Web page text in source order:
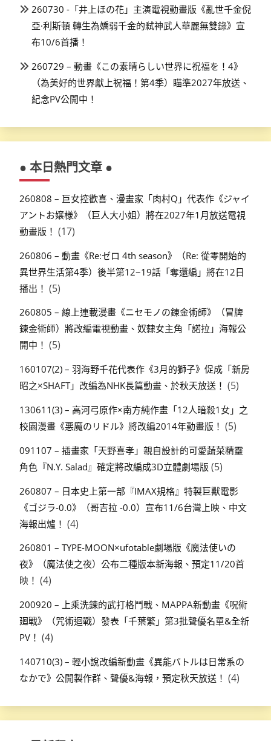
260730 -「井上ほの花」主演電視動畫版《亂世千金倪
亞·利斯頓 轉生為嬌弱千金的弒神武人華麗無雙錄》宣
布10/6首播！
260729 – 動畫《この素晴らしい世界に祝福を！4》
（為美好的世界獻上祝福！第4季）瞄準2027年放送、
紀念PV公開中！
● 本日熱門文章 ●
260808 – 巨女控歡喜、漫畫家「肉村Q」代表作《ジャイ
アントお嬢様》（巨人大小姐）將在2027年1月放送電視
動畫版！ (17)
260806 – 動畫《Re:ゼロ 4th season》（Re: 從零開始的
異世界生活第4季）後半第12~19話「奪還編」將在12日
播出！ (5)
260805 – 線上連載漫畫《ニセモノの錬金術師》（冒牌
鍊金術師）將改編電視動畫、奴隸女主角「諾拉」海報公
開中！ (5)
160107(2) – 羽海野千花代表作《3月的獅子》促成「新房
昭之×SHAFT」改編為NHK長篇動畫、於秋天放送！ (5)
130611(3) – 高河弓原作×南方純作畫「12人暗殺1女」之
校園漫畫《悪魔のリドル》將改編2014年動畫版！ (5)
091107 – 插畫家「天野喜孝」親自設計的可愛蔬菜精靈
角色『N.Y. Salad』確定將改編成3D立體劇場版 (5)
260807 – 日本史上第一部『IMAX規格』特製巨獸電影
《ゴジラ-0.0》（哥吉拉 -0.0）宣布11/6台灣上映、中文
海報出爐！ (4)
260801 – TYPE-MOON×ufotable劇場版《魔法使いの
夜》（魔法使之夜）公布二種版本新海報、預定11/20首
映！ (4)
200920 – 上乘洗鍊的武打格鬥戰、MAPPA新動畫《呪術
廻戦》（咒術迴戰）發表「千葉繁」第3批聲優名單&全新
PV！ (4)
140710(3) – 輕小說改編新動畫《異能バトルは日常系の
なかで》公開製作群、聲優&海報，預定秋天放送！ (4)